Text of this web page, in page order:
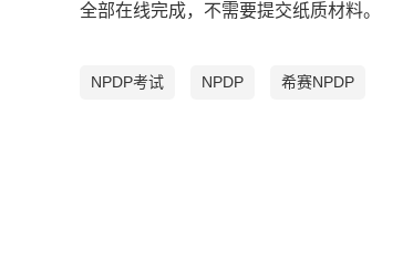
全部在线完成，不需要提交纸质材料。
NPDP考试 NPDP 希赛NPDP